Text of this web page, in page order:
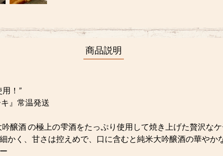
商品説明
！”
』常温発送
吟醸酒 の極上の雫酒をたっぷり使用して焼き上げた贅沢な
かく、甘さは控えめで、口に含むと純米大吟醸酒の華やか